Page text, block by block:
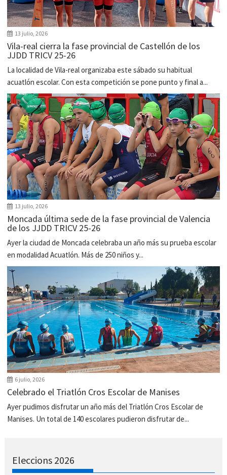
13 julio, 2026
Vila-real cierra la fase provincial de Castellón de los
JJDD TRICV 25-26
La localidad de Vila-real organizaba este sábado su habitual
acuatlón escolar. Con esta competición se pone punto y final a...
13 julio, 2026
Moncada última sede de la fase provincial de Valencia
de los JJDD TRICV 25-26
Ayer la ciudad de Moncada celebraba un año más su prueba escolar
en modalidad Acuatlón. Más de 250 niños y...
6 julio, 2026
Celebrado el Triatlón Cros Escolar de Manises
Ayer pudimos disfrutar un año más del Triatlón Cros Escolar de
Manises. Un total de 140 escolares pudieron disfrutar de...
Eleccions 2026